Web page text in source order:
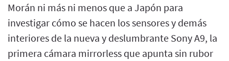
Morán ni más ni menos que a Japón para
investigar cómo se hacen los sensores y demás
interiores de la nueva y deslumbrante Sony A9, la
primera cámara mirrorless que apunta sin rubor